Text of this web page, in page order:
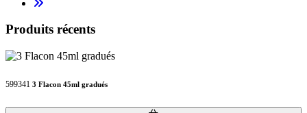
Produits récents
599341 3 Flacon 45ml gradués